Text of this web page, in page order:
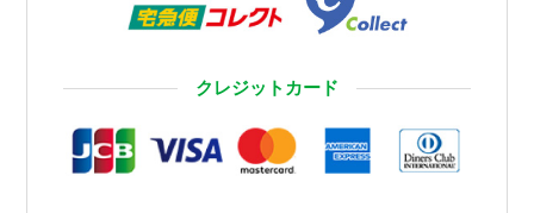
クレジットカード